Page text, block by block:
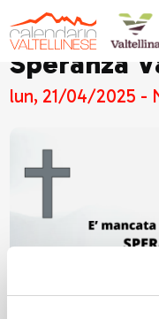
Speranza
lun, 21/04/2025 -